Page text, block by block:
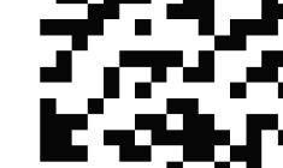
Mời tham gia Hội chợ triển lãm
phẩm OCOP năm 2025
Kịch bản tăng trưởng kinh tế